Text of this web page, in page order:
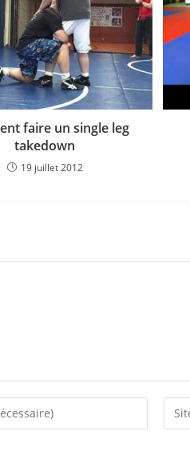
faire un single leg
takedown
19 juillet 2012
Saisir
l’URL